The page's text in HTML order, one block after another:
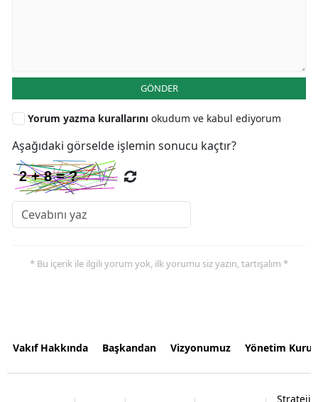
GÖNDER
Yorum yazma kurallarını okudum ve kabul ediyorum
Aşağıdaki görselde işlemin sonucu kaçtır?
* Bu içerik ile ilgili yorum yok, ilk yorumu siz yazın, tartışalım *
Vakıf Hakkında Başkandan Vizyonumuz Yönetim
Strateji